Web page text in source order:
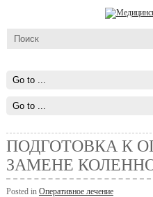
ПОДГОТОВКА К
ЗАМЕНЕ
Posted in Оперативное лечение